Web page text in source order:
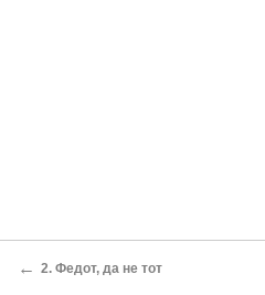
← 2. Федот, да не тот